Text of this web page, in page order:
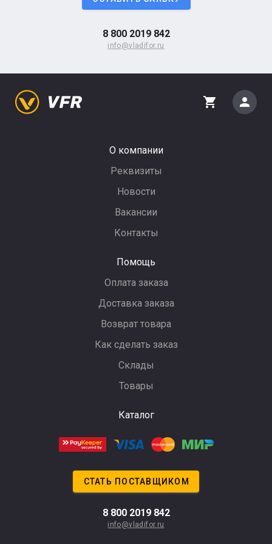
8 800 2019 842
info@vladifor.ru
О компании
Реквизиты
Новости
Вакансии
Контакты
Помощь
Оплата заказа
Доставка заказа
Возврат товара
Как сделать заказ
Склады
Товары
Каталог
shopping_cart person
СТАТЬ ПОСТАВЩИКОМ
8 800 2019 842
info@vladifor.ru